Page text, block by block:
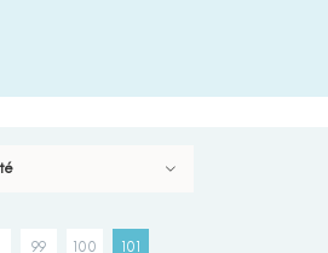
99 100 101